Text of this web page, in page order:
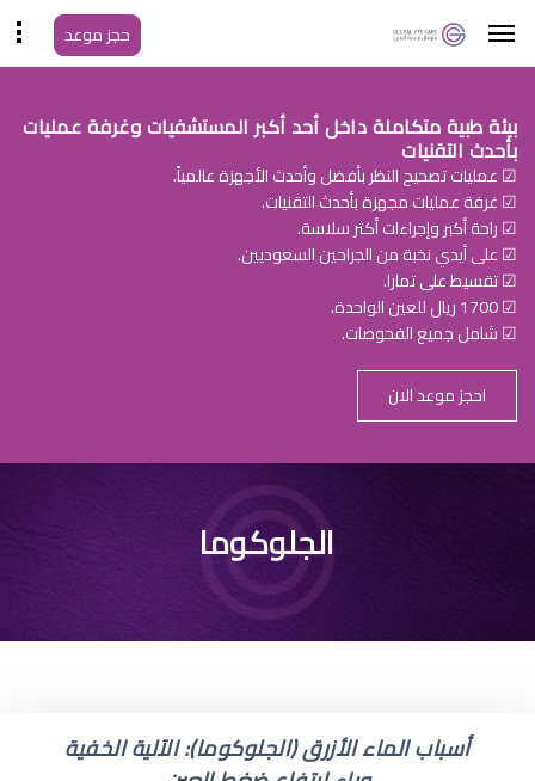
حجز موعد
بيئة طبية متكاملة داخل أحد أكبر المستشفيات وغرفة عمليات
بأحدث التقنيات
☑ عمليات تصحيح النظر بأفضل وأحدث الأجهزة عالمياً.
☑ غرفة عمليات مجهزة بأحدث التقنيات.
☑ راحة أكبر وإجراءات أكثر سلاسة.
☑ على أيدي نخبة من الجراحين السعوديين.
☑ تقسيط على تمارا.
☑ 1700 ريال للعين الواحدة.
☑ شامل جميع الفحوصات.
احجز موعد الان
ماهو الاسم العلمي
للمياه الزرقاء في العين
الجلوكوما
أسباب الماء الأزرق (الجلوكوما): الآلية الخفية